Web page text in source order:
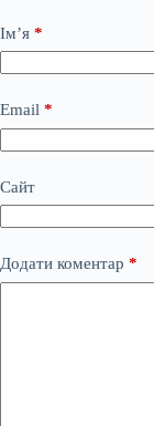
Ім’я *
Email *
Сайт
Додати коментар *